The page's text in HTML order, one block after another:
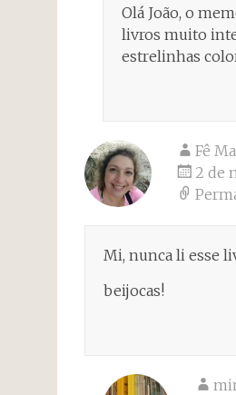
Olá João, o
livros muito
estrelinhas
Fê
2 de
Mi, nunca li esse
beijocas!